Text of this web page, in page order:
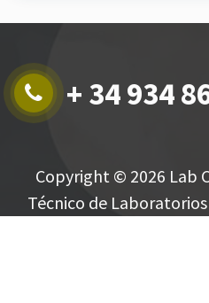
+ 34 934
Copyright © 2026 Lab
Técnico de